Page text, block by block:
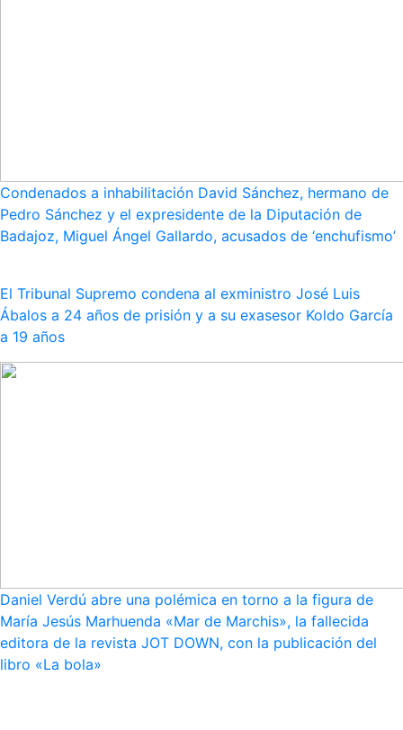
Condenados a inhabilitación David Sánchez, hermano de
Pedro Sánchez y el expresidente de la Diputación de
Badajoz, Miguel Ángel Gallardo, acusados de ‘enchufismo’
El Tribunal Supremo condena al exministro José Luis
Ábalos a 24 años de prisión y a su exasesor Koldo García
a 19 años
Daniel Verdú abre una polémica en torno a la figura de
María Jesús Marhuenda «Mar de Marchis», la fallecida
editora de la revista JOT DOWN, con la publicación del
libro «La bola»